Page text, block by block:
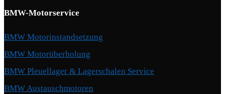
BMW-Motorservice
BMW Motorinstandsetzung
BMW Motorüberholung
BMW Pleuellager & Lagerschalen Service
BMW Austauschmotoren